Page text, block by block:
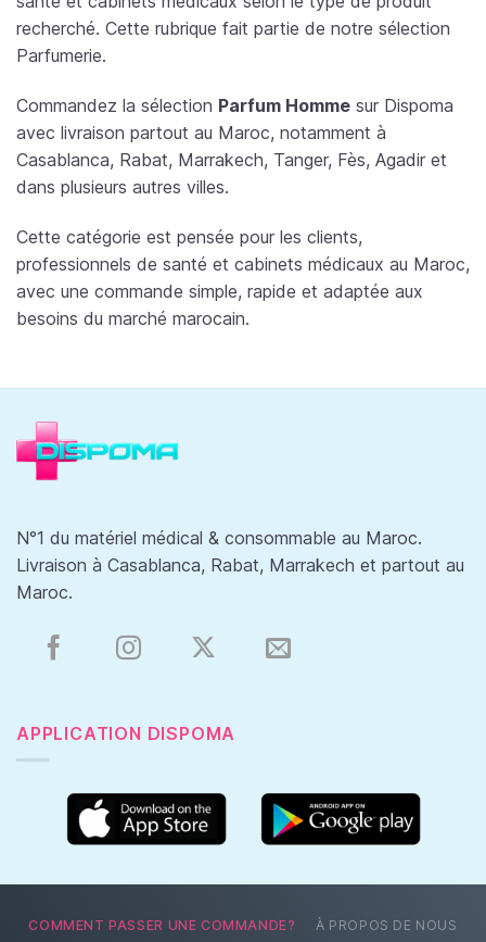
recherché. Cette rubrique fait partie de notre sélection
Parfumerie.
Commandez la sélection Parfum Homme sur Dispoma
avec livraison partout au Maroc, notamment à
Casablanca, Rabat, Marrakech, Tanger, Fès, Agadir et
dans plusieurs autres villes.
Cette catégorie est pensée pour les clients,
professionnels de santé et cabinets médicaux au Maroc,
avec une commande simple, rapide et adaptée aux
besoins du marché marocain.
N°1 du matériel médical & consommable au Maroc.
Livraison à Casablanca, Rabat, Marrakech et partout au
Maroc.
APPLICATION DISPOMA
COMMENT PASSER UNE COMMANDE? À PROPOS DE NOUS